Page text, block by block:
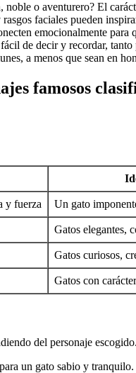
o aventurero? El
faciales pueden
emocionalmente
de decir y recordar,
a menos que sean en
famosos
y fuerza Un gato
Gatos elegantes,
Gatos curiosos,
Gatos con
del personaje escogido.
un gato sabio y tranquilo.